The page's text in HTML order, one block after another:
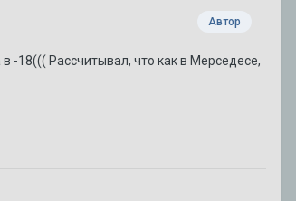
Автор
-18((( Рассчитывал, что как в Мерседесе,